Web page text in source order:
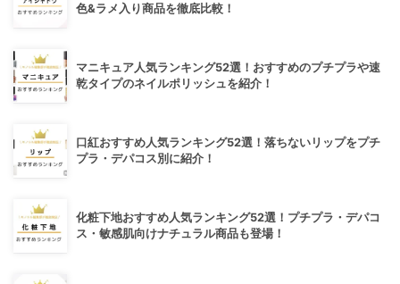
色&ラメ入り商品を徹底比較！
マニキュア人気ランキング52選！おすすめのプチプラや速
乾タイプのネイルポリッシュを紹介！
口紅おすすめ人気ランキング52選！落ちないリップをプチ
プラ・デパコス別に紹介！
化粧下地おすすめ人気ランキング52選！プチプラ・デパコ
ス・敏感肌向けナチュラル商品も登場！